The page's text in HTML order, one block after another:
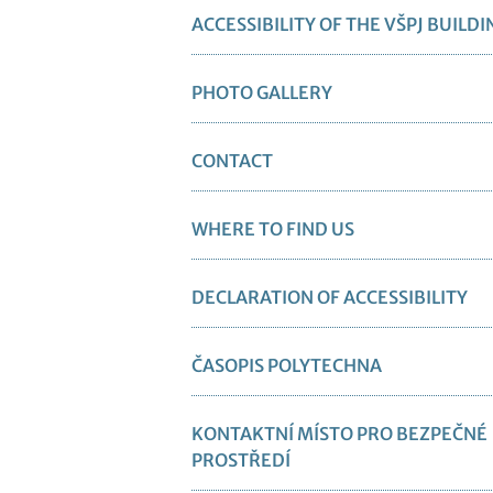
ACCESSIBILITY OF THE VŠPJ
PHOTO GALLERY
CONTACT
WHERE TO FIND US
DECLARATION OF ACCESSIBILITY
ČASOPIS POLYTECHNA
KONTAKTNÍ MÍSTO PRO BEZPEČNÉ
PROSTŘEDÍ